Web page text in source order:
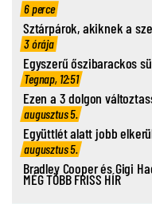
6 perce
Sztárpárok, akiknek a
3 órája
Egyszerű őszibarackos
Tegnap, 12:51
Ezen a 3 dolgon
augusztus 5.
Együttlét alatt jobb
augusztus 5.
Bradley Cooper és Gigi
MÉG TÖBB FRISS HÍR